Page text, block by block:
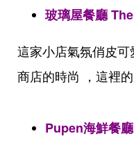
玻璃屋餐廳
這家小店氣氛俏皮
商店的時尚 ，這裡
Pupen海鮮餐